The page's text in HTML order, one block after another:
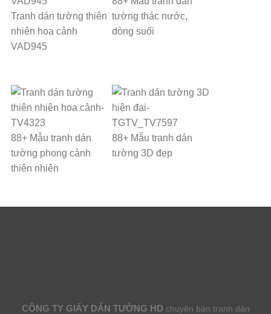
Tranh dán tường thiên
nhiên hoa cảnh
VAD945
tường thác nước,
dòng suối
88+ Mẫu tranh dán
tường phong cảnh
thiên nhiên
88+ Mẫu tranh dán
tường 3D đẹp
CÔNG TY GIẤY DÁN TƯỜNG HD chuyên bán tranh dán